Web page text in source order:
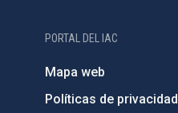
PORTAL DEL IAC
Mapa web
Políticas de privacidad